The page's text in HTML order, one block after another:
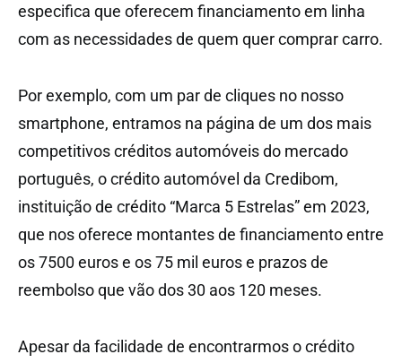
especifica que oferecem financiamento em linha
com as necessidades de quem quer comprar carro.
Por exemplo, com um par de cliques no nosso
smartphone, entramos na página de um dos mais
competitivos créditos automóveis do mercado
português, o crédito automóvel da Credibom,
instituição de crédito “Marca 5 Estrelas” em 2023,
que nos oferece montantes de financiamento entre
os 7500 euros e os 75 mil euros e prazos de
reembolso que vão dos 30 aos 120 meses.
Apesar da facilidade de encontrarmos o crédito